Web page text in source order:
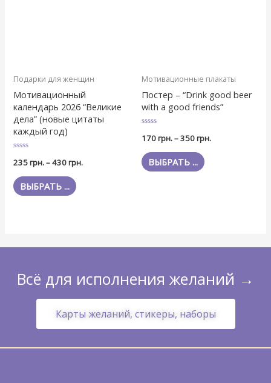
Подарки для женщин
Мотивационный
календарь 2026 “Великие
дела” (новые цитаты
каждый год)
0
5
235грн.–430грн.
ВЫБРАТЬ ...
Мотивационные плакаты
Постер – “Drink good beer
with a good friends”
0
5
170грн.–350грн.
ВЫБРАТЬ ...
Всё для исполнения желаний →
Карты желаний, стикеры, наборы